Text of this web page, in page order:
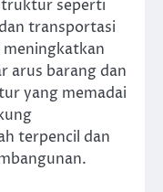
seperti
transportasi
arus barang dan
yang memadai
terpencil dan